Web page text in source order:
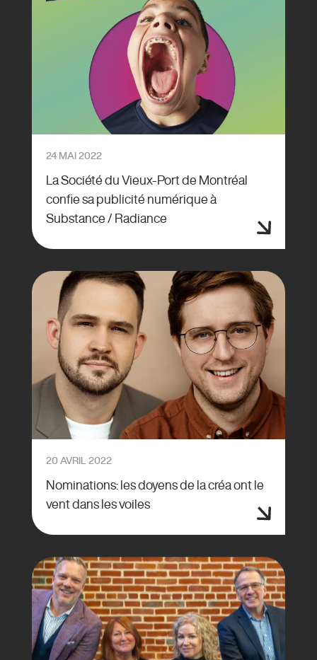
24 MAI 2022
La Société du Vieux-Port de Montréal
confie sa publicité numérique à
Substance / Radiance
20 AVRIL 2022
Nominations: les doyens de la créa ont le
vent dans les voiles